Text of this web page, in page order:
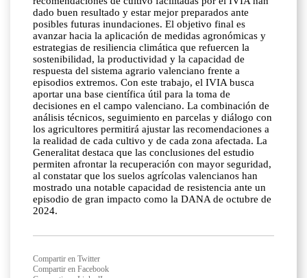
dado buen resultado y estar mejor preparados ante
posibles futuras inundaciones. El objetivo final es
avanzar hacia la aplicación de medidas agronómicas y
estrategias de resiliencia climática que refuercen la
sostenibilidad, la productividad y la capacidad de
respuesta del sistema agrario valenciano frente a
episodios extremos. Con este trabajo, el IVIA busca
aportar una base científica útil para la toma de
decisiones en el campo valenciano. La combinación de
análisis técnicos, seguimiento en parcelas y diálogo con
los agricultores permitirá ajustar las recomendaciones a
la realidad de cada cultivo y de cada zona afectada. La
Generalitat destaca que las conclusiones del estudio
permiten afrontar la recuperación con mayor seguridad,
al constatar que los suelos agrícolas valencianos han
mostrado una notable capacidad de resistencia ante un
episodio de gran impacto como la DANA de octubre de
2024.
Compartir en Twitter
Compartir en Facebook